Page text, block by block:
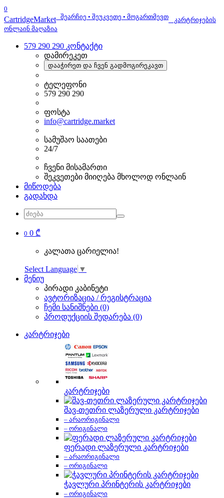
0
CartridgeMarket შეარჩიე • შეუკვეთე • მოგართმევთ
კარტრიჯების
ონლაინ მაღაზია
579 290 290 კონტაქტი
დამირეკეთ
დააჭირეთ და ჩვენ გადმოგირეკავთ
ტელეფონი
579 290 290
ფოსტა
info@cartridge.market
სამუშაო საათები
24/7
ჩვენი მისამართი
შეკვეთები მიიღება მხოლოდ ონლაინ
მიწოდება
გადახდა
0 0 ₾
კალათა ცარიელია!
Select Language ▼
მენიუ
პირადი კაბინეტი
ავტორიზაცია / რეგისტრაცია
ჩემი სანიშნები (0)
პროდუქციის შედარება (0)
კარტრიჯები
კარტრიჯები
შავ-თეთრი ლაზერული კარტრიჯები
– არაორიგინალი
– ორიგინალი
ფერადი ლაზერული კარტრიჯები
– არაორიგინალი
– ორიგინალი
ჭავლური პრინტერის კარტრიჯები
– ორიგინალი